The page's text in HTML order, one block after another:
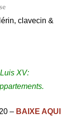
clavecin &
XV:
– BAIXE AQUI